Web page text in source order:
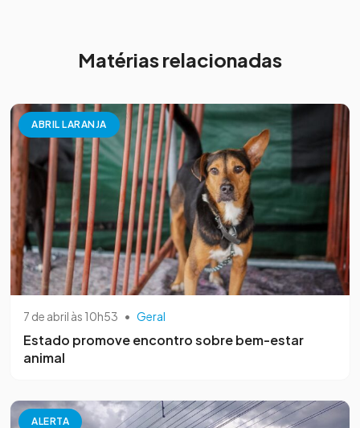
Matérias relacionadas
ABRIL LARANJA
7 de abril às 10h53 • Geral
Estado promove encontro sobre bem-estar
animal
ALERTA